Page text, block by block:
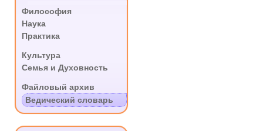
Философия
Наука
Практика
Культура
Семья и Духовность
Файловый архив
Ведический словарь